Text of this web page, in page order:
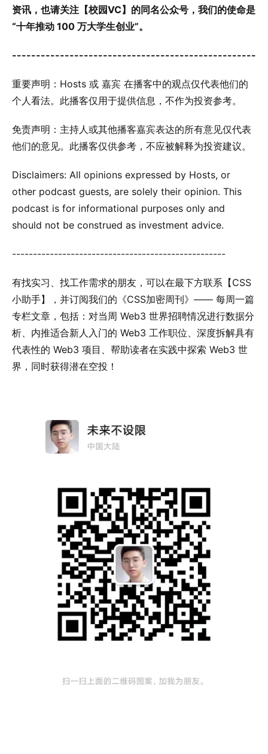
资讯，也请关注【校园VC】的同名公众号，我们的使命是
“十年推动 100 万大学生创业”。
---------------------------------------------------
重要声明：Hosts 或 嘉宾 在播客中的观点仅代表他们的
个人看法。此播客仅用于提供信息，不作为投资参考。
免责声明：主持人或其他播客嘉宾表达的所有意见仅代表
他们的意见。此播客仅供参考，不应被解释为投资建议。
Disclaimers: All opinions expressed by Hosts, or
other podcast guests, are solely their opinion. This
podcast is for informational purposes only and
should not be construed as investment advice.
---------------------------------------------------
有找实习、找工作需求的朋友，可以在最下方联系【CSS
小助手】，并订阅我们的《CSS加密周刊》—— 每周一篇
专栏文章，包括：对当周 Web3 世界招聘情况进行数据分
析、内推适合新人入门的 Web3 工作职位、深度拆解具有
代表性的 Web3 项目、帮助读者在实践中探索 Web3 世
界，同时获得潜在空投！